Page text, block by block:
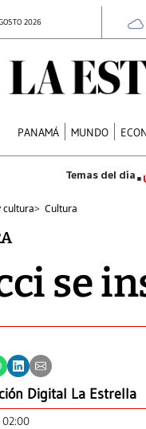
2026
PANAMÁ MUNDO
cultura> Cultura
se
Digital La Estrella